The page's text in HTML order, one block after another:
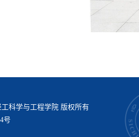
科学与工程学院 版权所有
号